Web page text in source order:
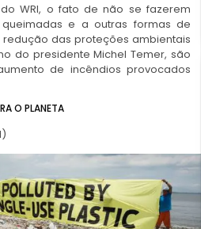
WRI, o fato de não se fazerem
e a outras formas de
das proteções ambientais
do presidente Michel Temer, são
de incêndios provocados
O PLANETA